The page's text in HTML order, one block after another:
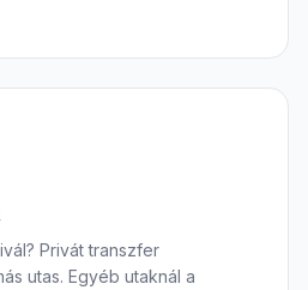
Privát transzfer
utas. Egyéb utaknál a